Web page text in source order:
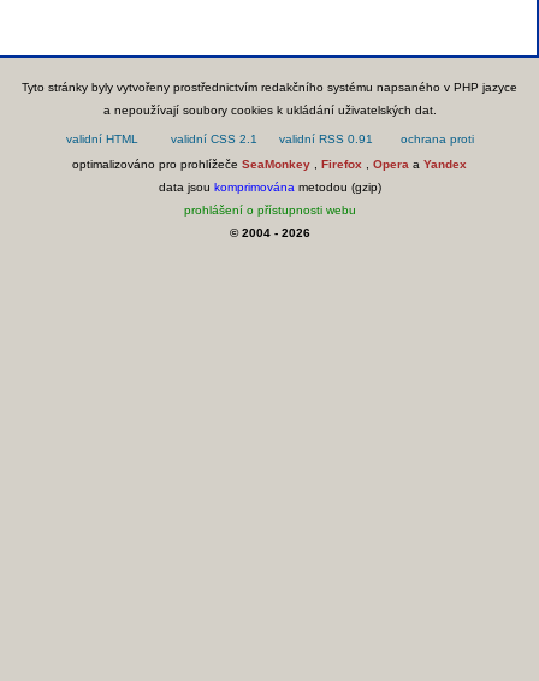
Tyto stránky byly vytvořeny prostřednictvím redakčního systému napsaného v PHP jazyce
a nepoužívají soubory cookies k ukládání uživatelských dat.
optimalizováno pro prohlížeče SeaMonkey Firefox Opera a Yandex
data jsou komprimována metodou (gzip)
prohlášení o přístupnosti webu
© 2004 - 2026